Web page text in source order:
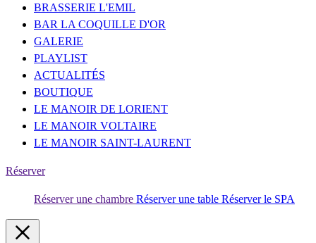
BRASSERIE L'EMIL
BAR LA COQUILLE D'OR
GALERIE
PLAYLIST
ACTUALITÉS
BOUTIQUE
LE MANOIR DE LORIENT
LE MANOIR VOLTAIRE
LE MANOIR SAINT-LAURENT
Réserver
Réserver une chambre Réserver une table Réserver le SPA